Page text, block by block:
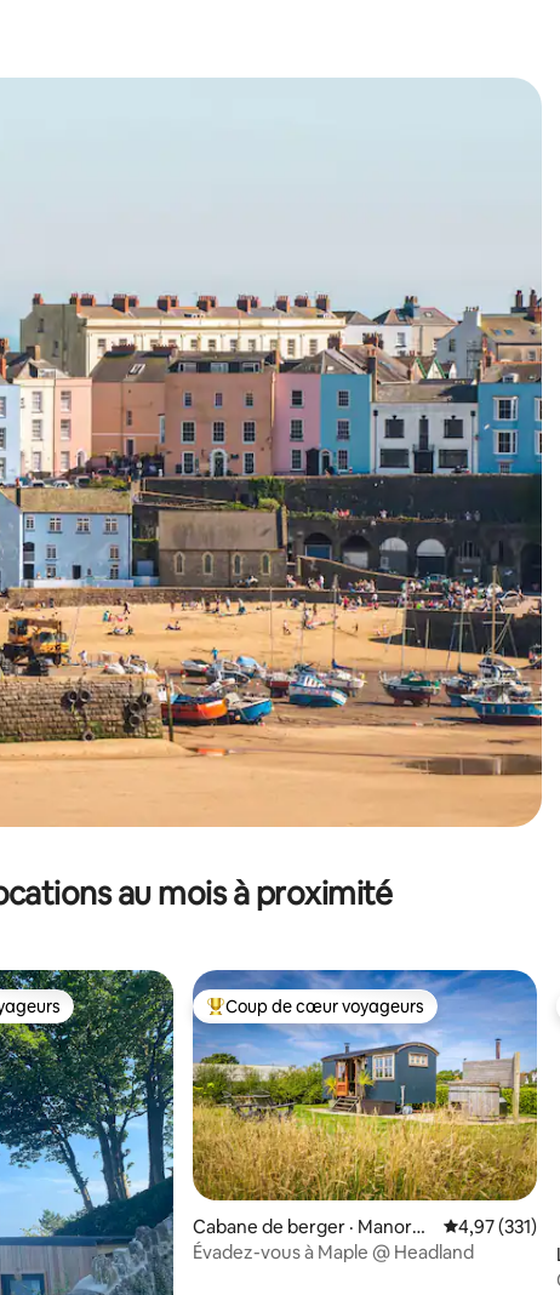
vers le haut et vers le bas, ou en appuyant dessus et en les
au mois à proximité
parmi les plus aimés Coup de cœur voyageurs parmi les plus
Coup de cœur voyageurs
Cabane de berger · Manorbi
er
Note
4,97 (331)
Évadez-vous à Maple @ Headland